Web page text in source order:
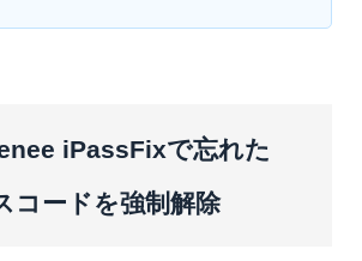
iPassFixで忘れた
コードを強制解除